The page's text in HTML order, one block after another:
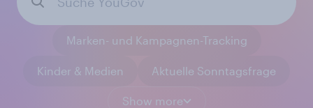
Marken- und Kampagnen-Tracking
Kinder & Medien Aktuelle Sonntagsfrage
Show more